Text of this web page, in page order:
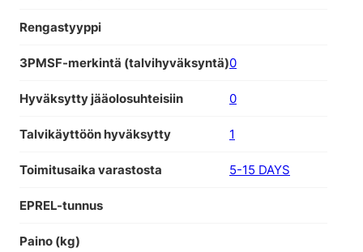
Rengastyyppi
3PMSF-merkintä (talvihyväksyntä)0
Hyväksytty jääolosuhteisiin 0
Talvikäyttöön hyväksytty 1
Toimitusaika varastosta 5-15 DAYS
EPREL-tunnus
Paino (kg)